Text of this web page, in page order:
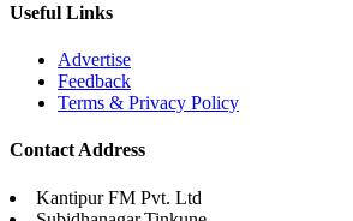
Useful Links
Advertise
Feedback
Terms & Privacy Policy
Contact Address
Kantipur FM Pvt. Ltd